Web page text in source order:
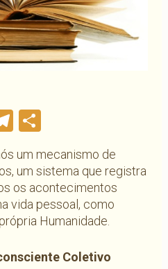
Telegram
um mecanismo de
um sistema que registra
os acontecimentos
vida pessoal, como
Humanidade.
Coletivo